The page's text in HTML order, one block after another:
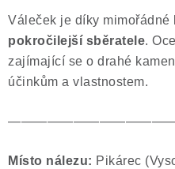
Váleček je díky mimořádné
pokročilejší sběratele.
zajímající se o drahé
účinkům a vlastnostem.
Místo nálezu: Pikárec